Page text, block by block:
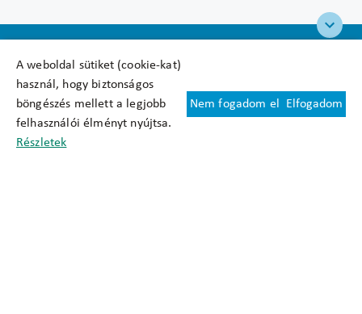
A weboldal sütiket (cookie-kat)
használ, hogy biztonságos
böngészés mellett a legjobb
felhasználói élményt nyújtsa.
Részletek
Nem fogadom el Elfogadom
Felhasználási feltételek